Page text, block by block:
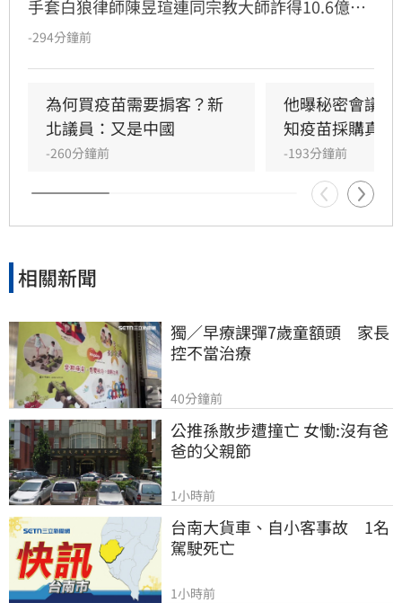
手套白狼律師陳昱瑄連同宗教大師詐得10.6億
元，案情曝光後引發社會熱議，紛紛質疑慈濟被
釋都暴露更多疑點，「慈濟的管理階層嚴重失
職」。他還指出其中一段關於疫苗採購價格的內
容根本不是事實，「我不知道為何慈濟高層能夠
-294分鐘前
為何買疫苗需要掮客？新
北議員：又是中國
-260分鐘前
他曝秘密會議
知疫苗採購真相
-193分鐘前
相關新聞
獨／早療課彈7歲童額頭　家長
控不當治療
40分鐘前
公推孫散步遭撞亡 女慟:沒有爸
爸的父親節
1小時前
台南大貨車、自小客事故　1名
駕駛死亡
1小時前